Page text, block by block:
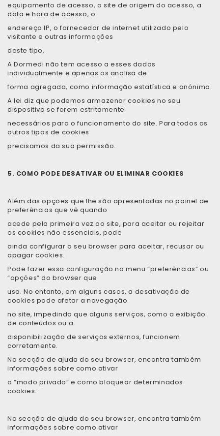
equipamento de acesso, o site de origem do acesso, a
data e hora de acesso, o
endereço IP, o fornecedor de internet utilizado pelo
visitante e outras informações
deste tipo.
A Dormedi não tem acesso a esses dados
individualmente e apenas os analisa de
forma agregada, como informação estatística e anónima.
A lei diz que podemos armazenar cookies no seu
dispositivo se forem estritamente
necessários para o funcionamento do site. Para todos os
outros tipos de cookies
precisamos da sua permissão.
5. COMO PODE DESATIVAR OU ELIMINAR COOKIES
Além das opções que lhe são apresentadas no painel de
preferências que vê quando
acede pela primeira vez ao site, para aceitar ou rejeitar
os cookies não essenciais, pode
ainda configurar o seu browser para aceitar, recusar ou
apagar cookies.
Pode fazer essa configuração no menu “preferências” ou
“opções” do browser que
usa. No entanto, em alguns casos, a desativação de
cookies pode afetar a navegação
no site, impedindo que alguns serviços, como a exibição
de conteúdos ou a
disponibilização de serviços externos, funcionem
corretamente.
Na secção de ajuda do seu browser, encontra também
informações sobre como ativar
o “modo privado” e como bloquear determinados
cookies.
Na secção de ajuda do seu browser, encontra também
informações sobre como ativar